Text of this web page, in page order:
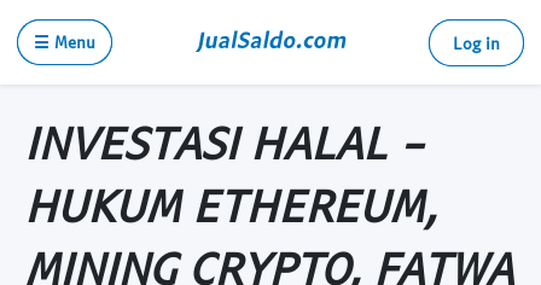
☰ Menu Log in
INVESTASI HALAL -
HUKUM ETHEREUM,
MINING CRYPTO, FATWA